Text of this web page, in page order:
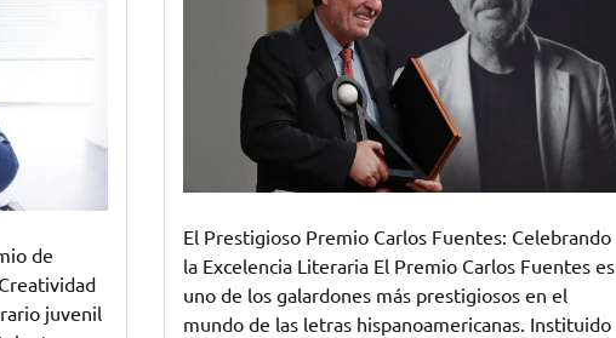
de
juvenil
Prestigioso
Premio
Carlos
Fuentes
El Prestigioso Premio Carlos Fuentes: Celebrando
la Excelencia Literaria El Premio Carlos Fuentes es
uno de los galardones más prestigiosos en el
mundo de las letras hispanoamericanas. Instituido